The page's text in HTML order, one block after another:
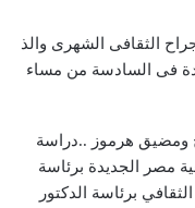
الثقافى الشهرى والذ
فى السادسة من مساء
ومضيق هرموز ..دراسة
مصر الجديدة برئاسة
برئاسة الدكتور